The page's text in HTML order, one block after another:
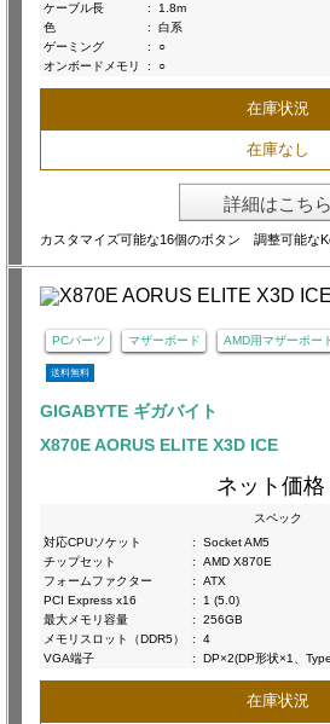
ケーブル長
:
1.8m
色
:
白系
ゲーミング
:
○
オンボードメモリ
: ○
在庫状況
在庫なし
詳細はこちら
カスタマイズ可能な16個のボタン 調整可能な
PCパーツ マザーボード AMD用マザーボー
送料無料
GIGABYTE ギガバイト
X870E AORUS ELITE X3D ICE
ネット価格
スペック
対応CPUソケット
:
Socket AM5
チップセット
:
AMD X870E
フォームファクター
:
ATX
PCI Express x16
:
1 (5.0)
最大メモリ容量
:
256GB
メモリスロット（DDR5）
:
4
VGA端子
: DP×2(DP形状×1、
在庫状況